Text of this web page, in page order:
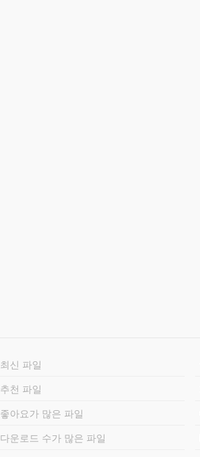
최신 파일
추천 파일
좋아요가 많은 파일
다운로드 수가 많은 파일